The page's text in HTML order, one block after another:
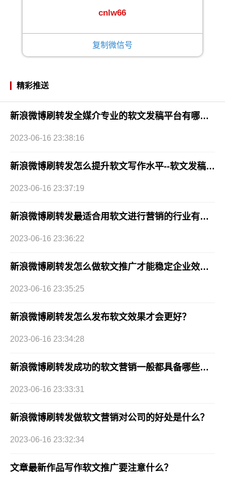
cnlw66
复制微信号
精彩推送
新浪微博刷转发全媒介专业的软文发稿平台有哪些好的渠道2023已更新(今日/要点)
2023-06-16 23:38:16
新浪微博刷转发怎么提升软文写作水平--软文发稿网媒体发布平台
2023-06-16 23:37:19
新浪微博刷转发最适合用软文进行营销的行业有哪些？
2023-06-16 23:36:22
新浪微博刷转发怎么做软文推广才能稳定企业效益？
2023-06-16 23:35:25
新浪微博刷转发怎么发布软文效果才会更好？
2023-06-16 23:34:28
新浪微博刷转发成功的软文营销一般都具备哪些要素？
2023-06-16 23:33:31
新浪微博刷转发做软文营销对公司的好处是什么？
2023-06-16 23:32:34
文章最新作品写作软文推广要注意什么？